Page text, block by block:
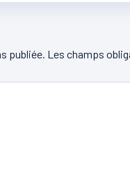
publiée. Les champs